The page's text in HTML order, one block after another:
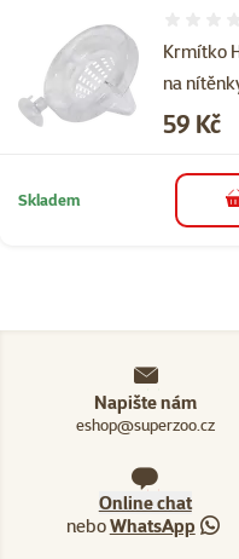
Krmítko
na
Cena
59 Kč
Skladem
Napište nám
eshop@superzoo.cz
Online chat
neboWhatsApp